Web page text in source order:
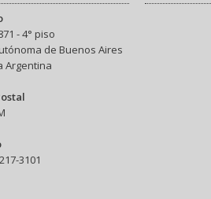
- 4° piso
de Buenos Aires
Argentina
3101